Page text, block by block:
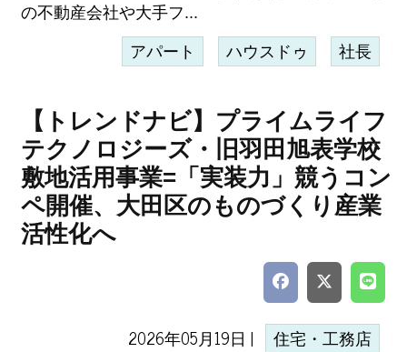
の不動産会社や大手フ...
アパート ハウスドゥ 社長
【トレンドナビ】プライムライフ
テクノロジーズ・旧羽田旭表学校
敷地活用事業=「実装力」競うコン
ペ開催、大田区のものづくり産業
活性化へ
2026年05月19日 | 住宅・工務店